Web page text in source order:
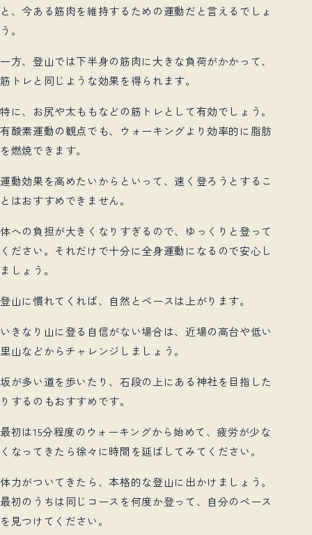
と、今ある筋肉を維持するための運動だと言えるでしょ
う。
一方、登山では下半身の筋肉に大きな負荷がかかって、
筋トレと同じような効果を得られます。
特に、お尻や太ももなどの筋トレとして有効でしょう。
有酸素運動の観点でも、ウォーキングより効率的に脂肪
を燃焼できます。
運動効果を高めたいからといって、速く登ろうとするこ
とはおすすめできません。
体への負担が大きくなりすぎるので、ゆっくりと登って
ください。それだけで十分に全身運動になるので安心し
ましょう。
登山に慣れてくれば、自然とペースは上がります。
いきなり山に登る自信がない場合は、近場の高台や低い
里山などからチャレンジしましょう。
坂が多い道を歩いたり、石段の上にある神社を目指した
りするのもおすすめです。
最初は15分程度のウォーキングから始めて、疲労が少な
くなってきたら徐々に時間を延ばしてみてください。
体力がついてきたら、本格的な登山に出かけましょう。
最初のうちは同じコースを何度か登って、自分のペース
を見つけてください。